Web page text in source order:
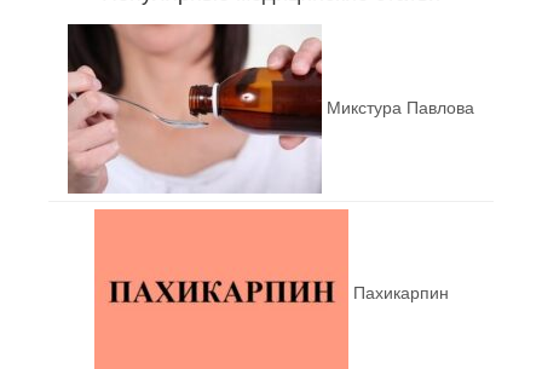
Микстура Павлова
Пахикарпин